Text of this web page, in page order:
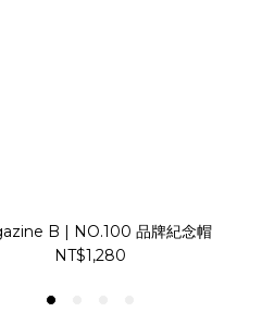
B | NO.100 品牌紀念帽
NT$1,280